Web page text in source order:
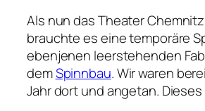
Als nun das Theater
brauchte es eine temporäre
ebenjenen leerstehenden
demSpinnbau. Wir waren
Jahr dort und angetan. Dieses